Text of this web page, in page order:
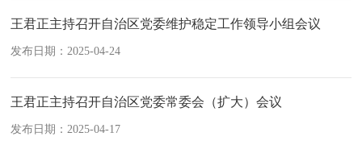
王君正主持召开自治区党委维护稳定工作领导小组会议
发布日期：2025-04-24
王君正主持召开自治区党委常委会（扩大）会议
发布日期：2025-04-17